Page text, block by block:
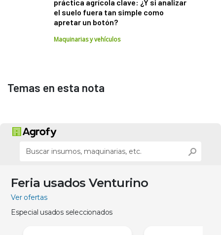
práctica agrícola clave: ¿Y si analizar
el suelo fuera tan simple como
apretar un botón?
Maquinarias y vehículos
Temas en esta nota
Feria usados Venturino
Ver ofertas
Especial usados seleccionados